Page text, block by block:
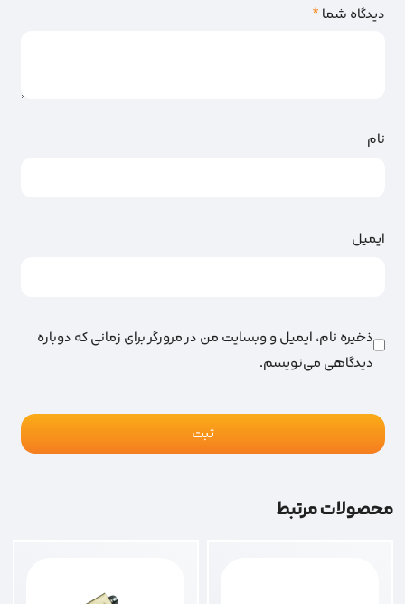
دیدگاه شما*
نام
ایمیل
ذخیره نام، ایمیل و وبسایت من در مرورگر برای زمانی که دوباره
دیدگاهی می‌نویسم.
محصولات مرتبط